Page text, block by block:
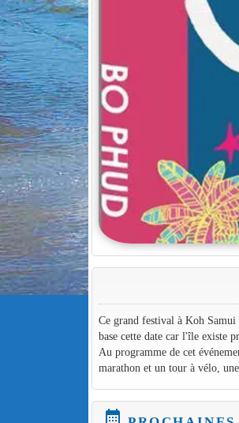
Ce grand festival à Koh Samui
base cette date car l'île existe
Au programme de cet
marathon et un tour à vélo,
calendar_month